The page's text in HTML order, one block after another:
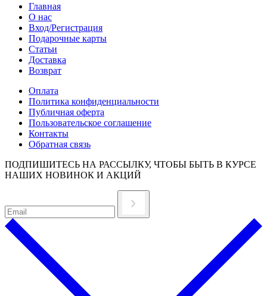
Главная
О нас
Вход/Регистрация
Подарочные карты
Статьи
Доставка
Возврат
Оплата
Политика конфиденциальности
Публичная оферта
Пользовательское соглашение
Контакты
Обратная связь
ПОДПИШИТЕСЬ НА РАССЫЛКУ, ЧТОБЫ БЫТЬ В КУРСЕ
НАШИХ НОВИНОК И АКЦИЙ